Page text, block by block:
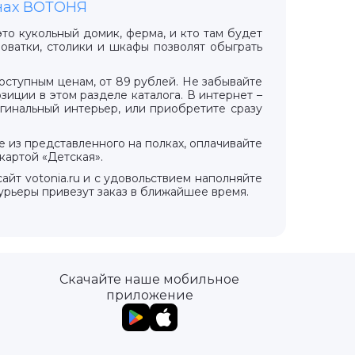
ВОТОНЯ
кукольный домик, ферма, и кто там будет
столики и шкафы позволят обыграть
ценам, от 89 рублей. Не забывайте
в этом разделе каталога. В интернет –
интерьер, или приобретите сразу
представленного на полках, оплачивайте
«Детская».
votonia.ru и с удовольствием наполняйте
привезут заказ в ближайшее время.
Скачайте наше мобильное
приложение